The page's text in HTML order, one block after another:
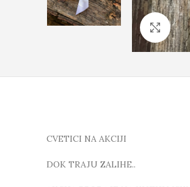
CVETICI NA AKCIJI
DOK TRAJU ZALIHE..